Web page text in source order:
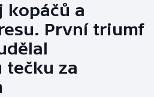
kopáčů a
První triumf
tečku za